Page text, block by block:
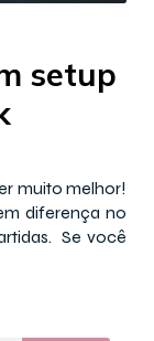
setup
muito melhor!
diferença no
Se você